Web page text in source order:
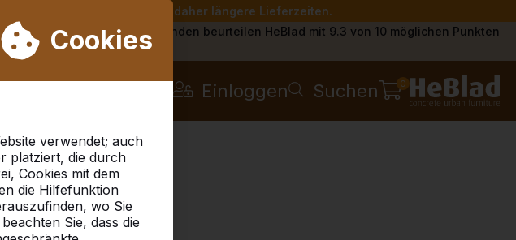
Bitte berücksichtigen Sie daher längere Lieferzeiten.
Cookies
verwendet; auch
platziert, die durch
Cookies mit dem
die Hilfefunktion
wo Sie
Sie, dass die
Kunden beurteilen HeBlad mit 9.3 von 10 möglichen Punkten
Einloggen Suchen 0